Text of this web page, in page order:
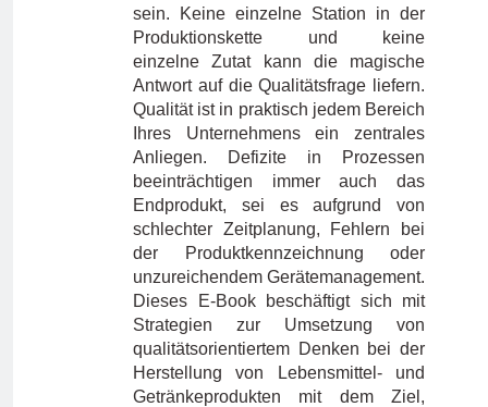
sein. Keine einzelne Station in der
Produktionskette und keine
einzelne Zutat kann die magische
Antwort auf die Qualitätsfrage liefern.
Qualität ist in praktisch jedem Bereich
Ihres Unternehmens ein zentrales
Anliegen. Defizite in Prozessen
beeinträchtigen immer auch das
Endprodukt, sei es aufgrund von
schlechter Zeitplanung, Fehlern bei
der Produktkennzeichnung oder
unzureichendem Gerätemanagement.
Dieses E-Book beschäftigt sich mit
Strategien zur Umsetzung von
qualitätsorientiertem Denken bei der
Herstellung von Lebensmittel- und
Getränkeprodukten mit dem Ziel,